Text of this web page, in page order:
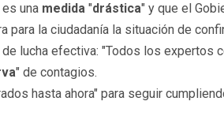
una medida "drástica" y que el
para la ciudadanía la situación de
lucha efectiva: "Todos los expertos
" de contagios.
hasta ahora" para seguir